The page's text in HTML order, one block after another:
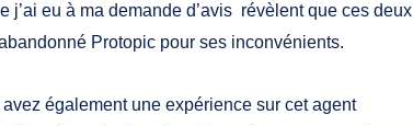
j’ai eu à ma demande d’avis révèlent que ces deux
Protopic pour ses inconvénients.
également une expérience sur cet agent